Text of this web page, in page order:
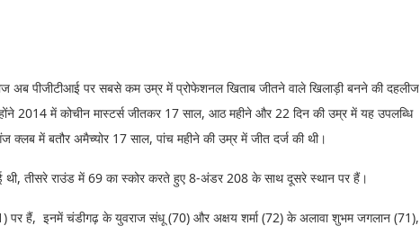
अब पीजीटीआई पर सबसे कम उम्र में प्रोफेशनल खिताब जीतने वाले खिलाड़ी बनने की दहलीज
2014 में कोचीन मास्टर्स जीतकर 17 साल, आठ महीने और 22 दिन की उम्र में यह उपलब्धि
क्लब में बतौर अमैच्योर 17 साल, पांच महीने की उम्र में जीत दर्ज की थी।
थी, तीसरे राउंड में 69 का स्कोर करते हुए 8-अंडर 208 के साथ दूसरे स्थान पर हैं।
पर हैं, इनमें चंडीगढ़ के युवराज संधू (70) और अक्षय शर्मा (72) के अलावा शुभम जगलान (71),